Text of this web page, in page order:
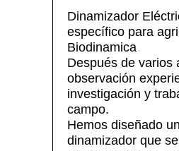
Dinamizador
específico para
Biodinamica
Después de varios
observación
investigación y
campo.
Hemos diseñado un
dinamizador que